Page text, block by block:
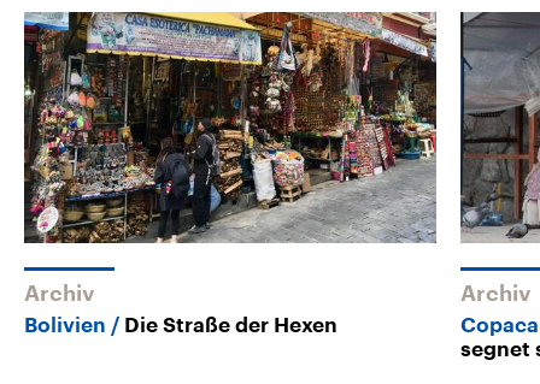
Archiv
Bolivien Die Straße der Hexen
Archiv
segnet